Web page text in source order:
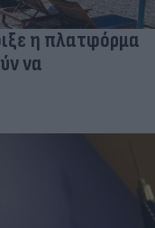
η πλατφόρμα
να